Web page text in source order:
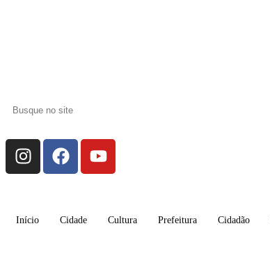
Início Cidade Cultura Prefeitura Cidadão